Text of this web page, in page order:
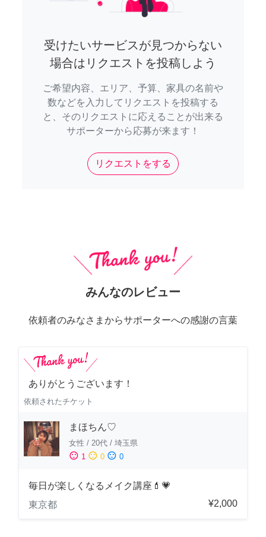
受けたいサービスが見つからない
場合はリクエストを投稿しよう
ご希望内容、エリア、予算、家具の名前や
数などを入力してリクエストを投稿する
と、そのリクエストに応えることが出来る
サポーターから応募が来ます！
リクエストをする
みんなのレビュー
依頼者のみなさまからサポーターへの感謝の言葉
ありがとうございます！
依頼されたチケット
まほちん♡
女性 / 20代 / 埼玉県
sentiment_satisfied 1 sentiment_neutral 0 sentiment_dissatisfied 0
毎日が楽しくなるメイク講座💄💗
東京都
¥2,000